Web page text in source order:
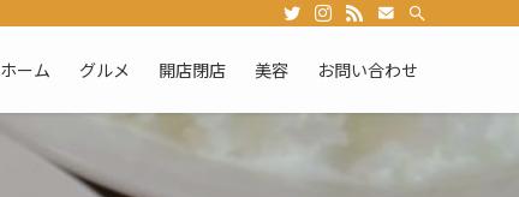
ホーム グルメ 開店閉店 美容 お問い合わせ